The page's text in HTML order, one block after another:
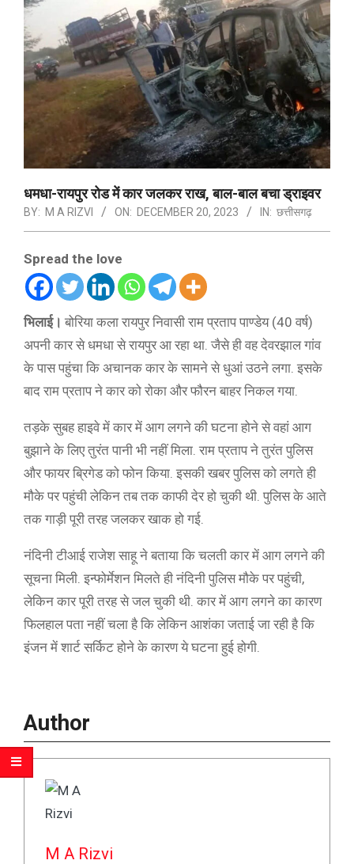
धमधा-रायपुर रोड में कार जलकर राख, बाल-बाल बचा ड्राइवर
BY: M A RIZVI ON: DECEMBER 20, 2023 IN: छत्तीसगढ़
Spread the love
भिलाई। बोरिया कला रायपुर निवासी राम प्रताप पाण्डेय (40 वर्ष)
अपनी कार से धमधा से रायपुर आ रहा था. जैसे ही वह देवरझाल गांव
के पास पहुंचा कि अचानक कार के सामने से धुआं उठने लगा. इसके
बाद राम प्रताप ने कार को रोका और फौरन बाहर निकल गया.
तड़के सुबह हाइवे में कार में आग लगने की घटना होने से वहां आग
बुझाने के लिए तुरंत पानी भी नहीं मिला. राम प्रताप ने तुरंत पुलिस
और फायर ब्रिगेड को फोन किया. इसकी खबर पुलिस को लगते ही
मौके पर पहुंची लेकिन तब तक काफी देर हो चुकी थी. पुलिस के आते
तक गाड़ी पूरी तरह जलकर खाक हो गई.
नंदिनी टीआई राजेश साहू ने बताया कि चलती कार में आग लगने की
सूचना मिली. इन्फोर्मेशन मिलते ही नंदिनी पुलिस मौके पर पहुंची,
लेकिन कार पूरी तरह से जल चुकी थी. कार में आग लगने का कारण
फिलहाल पता नहीं चला है कि लेकिन आशंका जताई जा रही है कि
इंजन में शार्ट सर्किट होने के कारण ये घटना हुई होगी.
Author
M A Rizvi